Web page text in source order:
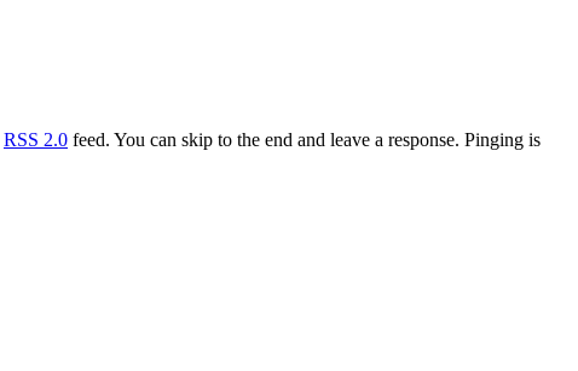
RSS 2.0 feed. You can skip to the end and leave a response. Pinging is